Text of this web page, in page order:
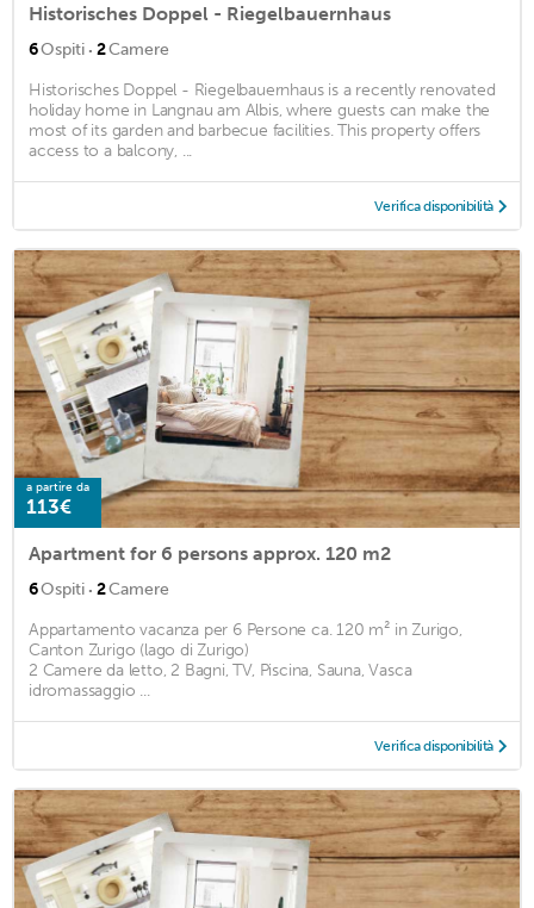
Historisches Doppel - Riegelbauernhaus
6Ospiti · 2Camere
Historisches Doppel - Riegelbauernhaus is a recently renovated
holiday home in Langnau am Albis, where guests can make the
most of its garden and barbecue facilities. This property offers
access to a balcony, ...
Verifica disponibilità
a partire da
113€
Apartment for 6 persons approx. 120 m2
6Ospiti · 2Camere
Appartamento vacanza per 6 Persone ca. 120 m² in Zurigo,
Canton Zurigo (lago di Zurigo)
2 Camere da letto, 2 Bagni, TV, Piscina, Sauna, Vasca
idromassaggio ...
Verifica disponibilità